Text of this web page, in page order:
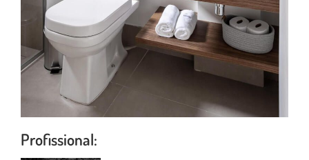
Profissional: